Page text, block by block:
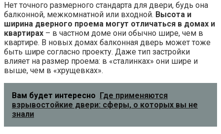
Нет точного размерного стандарта для двери, будь она
балконной, межкомнатной или входной. Высота и
ширина дверного проема могут отличаться в домах и
квартирах – в частном доме они обычно шире, чем в
квартире. В новых домах балконная дверь может тоже
быть шире согласно проекту. Даже тип застройки
влияет на размер проема: в «сталинках» они шире и
выше, чем в «хрущевках».
Вам будет интересно
Где применяются
взрывостойкие двери: сферы, о которых вы не
знали